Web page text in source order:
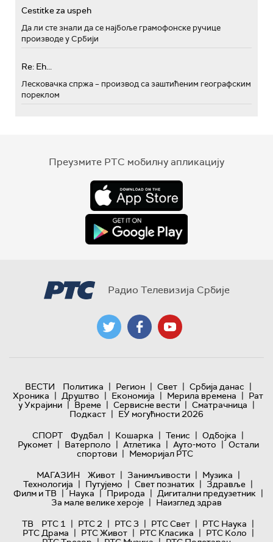
Cestitke za uspeh
Да ли сте знали да се најбоље грамофонске ручице
производе у Србији
Re: Eh...
Лесковачка спржа – производ са заштићеним географским
пореклом
Преузмите РТС мобилну апликацију
Радио Телевизија Србије
ВЕСТИ Политика | Регион | Свет | Србија данас |
Хроника | Друштво | Економија | Мерила времена | Рат
у Украјини | Време | Сервисне вести | Сматрачница |
Подкаст | ЕУ могућности 2026
СПОРТ
Фудбал | Кошарка | Тенис | Одбојка |
Рукомет | Ватерполо | Атлетика | Ауто-мото | Остали
спортови | Меморијал РТС
МАГАЗИН
Живот | Занимљивости | Музика |
Технологијa | Путујемо | Свет познатих | Здравље |
Филм и ТВ | Наука | Природа | Дигитални предузетник |
За мале велике хероје | Наизглед здрав
ТВ
РТС 1 | РТС 2 | РТС 3 | РТС Свет | РТС Наука |
РТС Драма | РТС Живот | РТС Класика | РТС Коло |